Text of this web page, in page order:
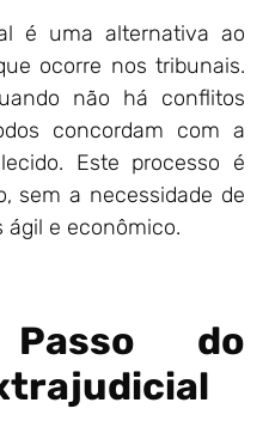
é uma alternativa ao
ocorre nos tribunais.
não há conflitos
concordam com a
Este processo é
sem a necessidade de
e econômico.
do